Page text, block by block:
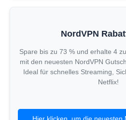
NordVPN
Spare bis zu 73 % und erhalte 4
mit den neuesten NordVPN
Ideal für schnelles Streaming,
Netflix!